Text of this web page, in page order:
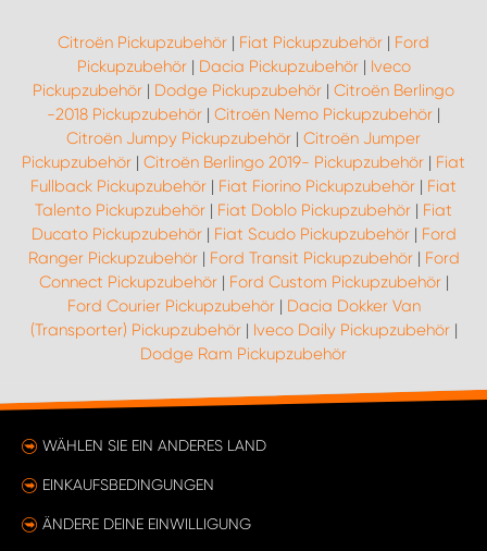
Citroën Pickupzubehör | Fiat Pickupzubehör | Ford
Pickupzubehör| Dacia Pickupzubehör| Iveco
Pickupzubehör | Dodge Pickupzubehör | Citroën Berlingo
-2018 Pickupzubehör | Citroën Nemo Pickupzubehör |
Citroën Jumpy Pickupzubehör | Citroën Jumper
Pickupzubehör | Citroën Berlingo 2019- Pickupzubehör | Fiat
Fullback Pickupzubehör | Fiat Fiorino Pickupzubehör | Fiat
Talento Pickupzubehör | Fiat Doblo Pickupzubehör | Fiat
Ducato Pickupzubehör| Fiat Scudo Pickupzubehör| Ford
Ranger Pickupzubehör| Ford Transit Pickupzubehör| Ford
Connect Pickupzubehör| Ford Custom Pickupzubehör|
Ford Courier Pickupzubehör| Dacia Dokker Van
(Transporter) Pickupzubehör| Iveco Daily Pickupzubehör|
Dodge Ram Pickupzubehör
WÄHLEN SIE EIN ANDERES LAND
EINKAUFSBEDINGUNGEN
ÄNDERE DEINE EINWILLIGUNG